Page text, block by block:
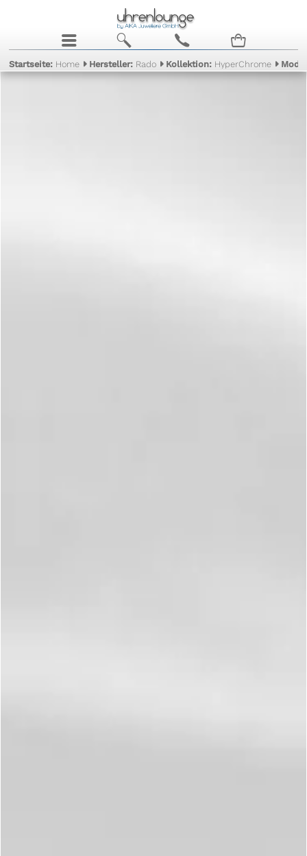
j b c n
Startseite: Home Hersteller: Rado Kollektion: HyperChrome